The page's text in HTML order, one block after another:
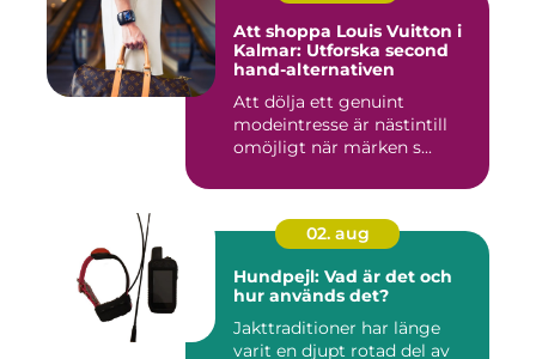
Att shoppa Louis Vuitton i
Kalmar: Utforska second
hand-alternativen
Att dölja ett genuint
modeintresse är nästintill
omöjligt när märken s...
02. aug
Hundpejl: Vad är det och
hur används det?
Jakttraditioner har länge
varit en djupt rotad del av